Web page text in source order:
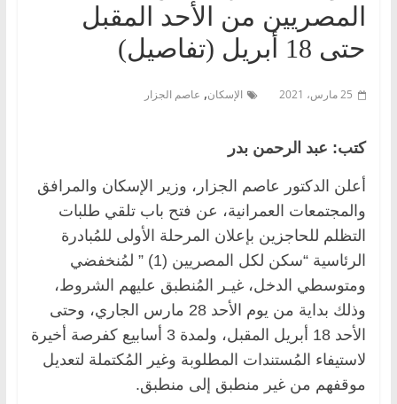
المصريين من الأحد المقبل
حتى 18 أبريل (تفاصيل)
25 مارس، 2021 الإسكان, عاصم الجزار
كتب: عبد الرحمن بدر
أعلن الدكتور عاصم الجزار، وزير الإسكان والمرافق
والمجتمعات العمرانية، عن فتح باب تلقي طلبات
التظلم للحاجزين بإعلان المرحلة الأولى للمُبادرة
الرئاسية “سكن لكل المصريين (1) ” لمُنخفضي
ومتوسطي الدخل، غيـر المُنطبق عليهم الشروط،
وذلك بداية من يوم الأحد 28 مارس الجاري، وحتى
الأحد 18 أبريل المقبل، ولمدة 3 أسابيع كفرصة أخيرة
لاستيفاء المُستندات المطلوبة وغير المُكتملة لتعديل
موقفهم من غير منطبق إلى منطبق.